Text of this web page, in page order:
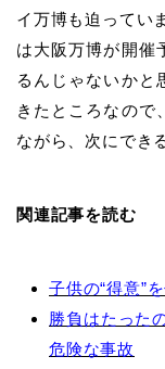
イ万博も迫ってい
は大阪万博が開催
るんじゃないかと
きたところなので
ながら、次にでき
関連記事を読む
子供の“得意”
勝負はたった
危険な事故